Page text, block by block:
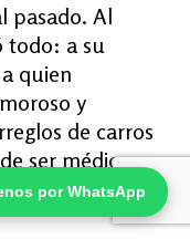
por WhatsApp
pasado. Al
todo: a su
quien
y
de carros
ser médica.